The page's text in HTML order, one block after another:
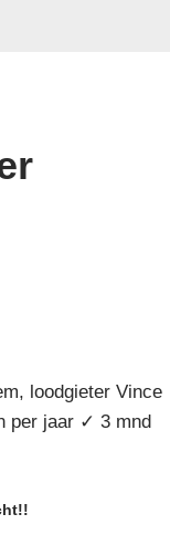
loodgieter Vince
per jaar ✓ 3 mnd